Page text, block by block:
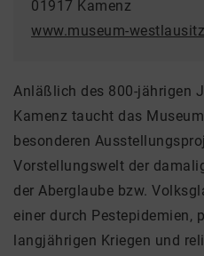
01917 Kamenz
www.museum-
Anläßlich des 800-jährigen
Kamenz taucht das
besonderen
Vorstellungswelt der
der Aberglaube bzw.
einer durch Pestepidemien,
langjährigen Kriegen und